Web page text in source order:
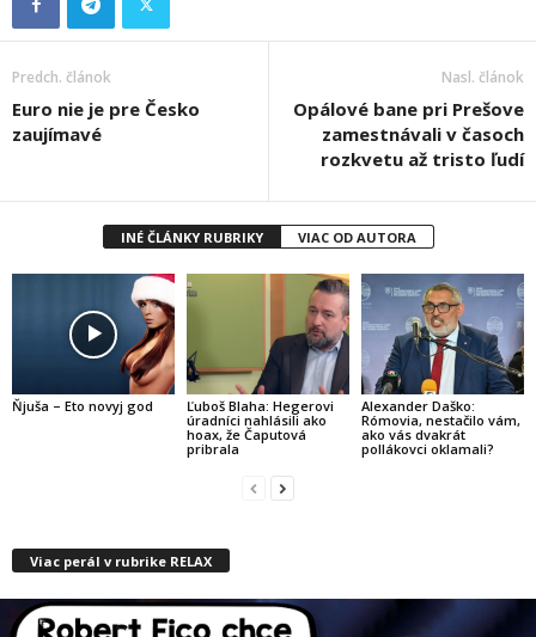
Predch. článok
Euro nie je pre Česko
zaujímavé
Nasl. článok
Opálové bane pri Prešove
zamestnávali v časoch
rozkvetu až tristo ľudí
INÉ ČLÁNKY RUBRIKY VIAC OD AUTORA
Ňjuša – Eto novyj god
Ľuboš Blaha: Hegerovi
úradníci nahlásili ako
hoax, že Čaputová
pribrala
Alexander Daško:
Rómovia, nestačilo vám,
ako vás dvakrát
pollákovci oklamali?
Viac perál v rubrike RELAX